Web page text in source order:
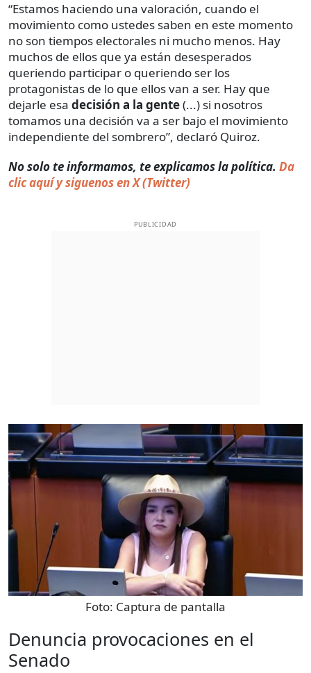
“Estamos haciendo una valoración, cuando el
movimiento como ustedes saben en este momento
no son tiempos electorales ni mucho menos. Hay
muchos de ellos que ya están desesperados
queriendo participar o queriendo ser los
protagonistas de lo que ellos van a ser. Hay que
dejarle esa decisión a la gente(...) si nosotros
tomamos una decisión va a ser bajo el movimiento
independiente del sombrero”, declaró Quiroz.
No solo te informamos, te explicamos la política. Da
clic aquí y siguenos en X (Twitter)
PUBLICIDAD
Foto: Captura de pantalla
Denuncia provocaciones en el
Senado